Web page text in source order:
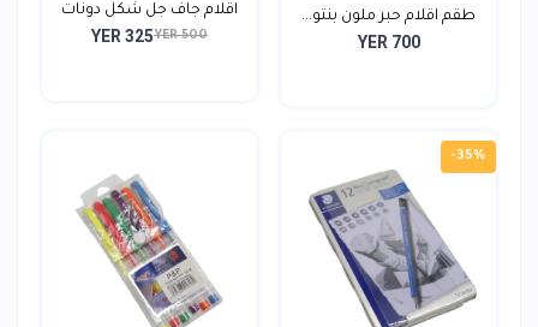
طقم اقلام حبر ملون بنتو...
YER 700
اقلام جاف جل شكل دونات
YER 500
YER 325
-35%